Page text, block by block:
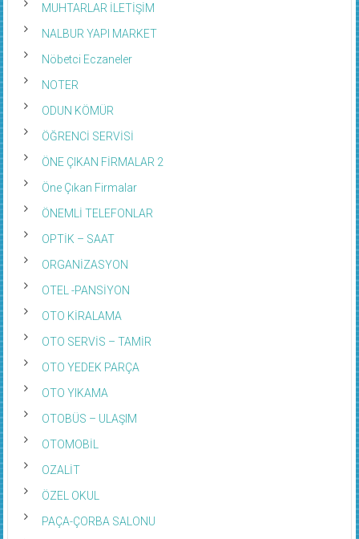
MUHTARLAR İLETİŞİM
NALBUR YAPI MARKET
Nöbetci Eczaneler
NOTER
ODUN KÖMÜR
ÖĞRENCİ SERVİSİ
ÖNE ÇIKAN FİRMALAR 2
Öne Çıkan Firmalar
ÖNEMLİ TELEFONLAR
OPTİK – SAAT
ORGANİZASYON
OTEL -PANSİYON
OTO KİRALAMA
OTO SERVİS – TAMİR
OTO YEDEK PARÇA
OTO YIKAMA
OTOBÜS – ULAŞIM
OTOMOBİL
OZALİT
ÖZEL OKUL
PAÇA-ÇORBA SALONU